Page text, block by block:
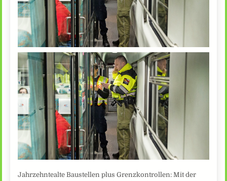
Jahrzehntealte Baustellen plus Grenzkontrollen: Mit der